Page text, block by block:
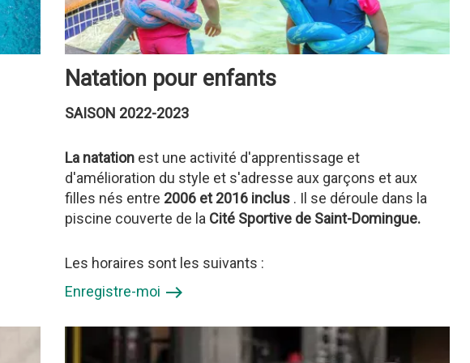
Natation pour enfants
SAISON 2022-2023
La natationest une activité d'apprentissage et
d'amélioration du style et s'adresse aux garçons et aux
filles nés entre 2006 et 2016 inclus. Il se déroule dans la
piscine couverte de la Cité Sportive de Saint-Domingue.
Les horaires sont les suivants :
Enregistre-moi east